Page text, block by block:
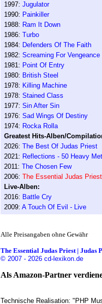
1997: Jugulator
1990: Painkiller
1988: Ram It Down
1986: Turbo
1984: Defenders Of The Faith
1982: Screaming For Vengeance
1981: Point Of Entry
1980: British Steel
1978: Killing Machine
1978: Stained Class
1977: Sin After Sin
1976: Sad Wings Of Destiny
1974: Rocka Rolla
Greatest Hits-Alben/
2026: The Best Of Judas Priest
2021: Reflections - 50 Heavy
2011: The Chosen Few
2006: The Essential Judas Priest
Live-Alben:
2016: Battle Cry
2009: A Touch Of Evil - Live
Alle Preisangaben ohne Gewähr
The Essential Judas Priest | Judas
© 2007 - 2026 cd-lexikon.de
Als Amazon-Partner
Technische Realisation: "PHP